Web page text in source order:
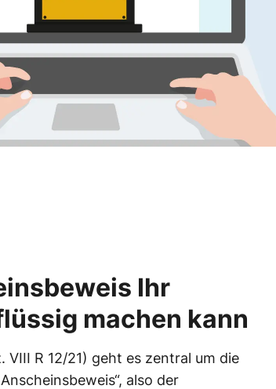
Ihr
machen kann
R 12/21) geht es zentral um die
also der